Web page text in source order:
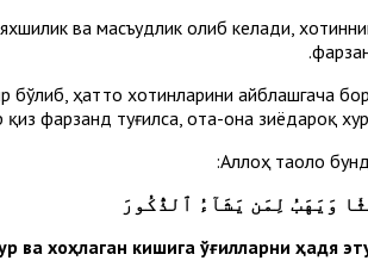
ва масъудлик олиб келади,
бўлиб, ҳатто хотинларини айблашгача
қиз фарзанд туғилса, ота-она зиёдароқ
Аллоҳ таоло
وَيَهَبُ لِمَن يَشَآءُ ٱلذُّكُورَ